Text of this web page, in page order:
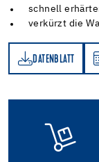
schnell
verkürzt die
DATENBLATT